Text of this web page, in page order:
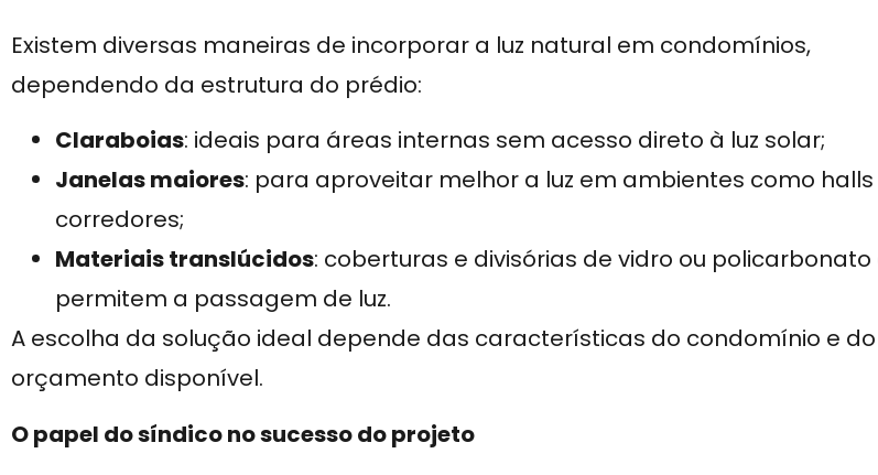
Existem diversas maneiras de incorporar a luz natural em condomínios,
dependendo da estrutura do prédio:
Claraboias: ideais para áreas internas sem acesso direto à luz solar;
Janelas maiores: para aproveitar melhor a luz em ambientes como halls
corredores;
Materiais translúcidos: coberturas e divisórias de vidro ou policarbonato
permitem a passagem de luz.
A escolha da solução ideal depende das características do condomínio e do
orçamento disponível.
O papel do síndico no sucesso do projeto